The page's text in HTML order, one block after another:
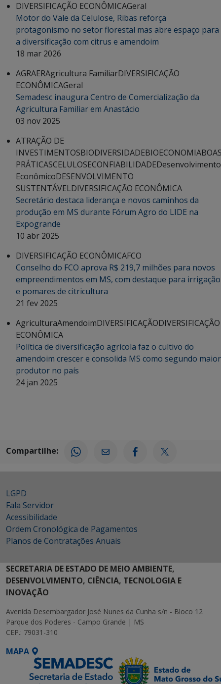
DIVERSIFICAÇÃO ECONÔMICAGeral
Motor do Vale da Celulose, Ribas reforça
protagonismo no setor florestal mas abre espaço para
a diversificação com citrus e amendoim
18 mar 2026
AGRAERAgricultura FamiliarDIVERSIFICAÇÃO
ECONÔMICAGeral
Semadesc inaugura Centro de Comercialização da
Agricultura Familiar em Anastácio
03 nov 2025
ATRAÇÃO DE
INVESTIMENTOSBIODIVERSIDADEBIOECONOMIA
PRÁTICASCELULOSECONFIABILIDADEDesenvolvimento
EconômicoDESENVOLVIMENTO
SUSTENTÁVELDIVERSIFICAÇÃO ECONÔMICA
Secretário destaca liderança e novos caminhos da
produção em MS durante Fórum Agro do LIDE na
Expogrande
10 abr 2025
DIVERSIFICAÇÃO ECONÔMICAFCO
Conselho do FCO aprova R$ 219,7 milhões para novos
empreendimentos em MS, com destaque para irrigação
e pomares de citricultura
21 fev 2025
AgriculturaAmendoimDIVERSIFICAÇÃODIVERSIFICAÇÃO
ECONÔMICA
Política de diversificação agrícola faz o cultivo do
amendoim crescer e consolida MS como segundo maior
produtor no país
24 jan 2025
Compartilhe:
LGPD
Fala Servidor
Acessibilidade
Ordem Cronológica de Pagamentos
Planos de Contratações Anuais
SECRETARIA DE ESTADO DE MEIO AMBIENTE,
DESENVOLVIMENTO, CIÊNCIA, TECNOLOGIA E
INOVAÇÃO
Avenida Desembargador José Nunes da Cunha s/n - Bloco 12
Parque dos Poderes - Campo Grande | MS
CEP.: 79031-310
MAPA